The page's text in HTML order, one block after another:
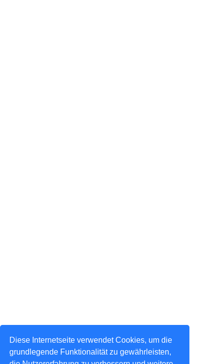
Diese Internetseite verwendet Cookies, um die
grundlegende Funktionalität zu gewährleisten,